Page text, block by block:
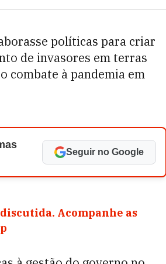
políticas para criar
de invasores em terras
combate à pandemia em
Seguir no Google
Acompanhe as